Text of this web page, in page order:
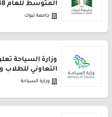
المتوسط للعام 1448هـ
جامعة تبوك
وزارة السياحة
التعاوني للطلاب
وزارة السياحة